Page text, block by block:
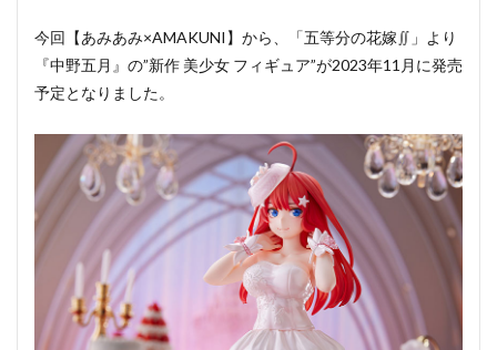
今回【あみあみ×AMAKUNI】から、「五等分の花嫁∬」より
『中野五月』の”新作 美少女 フィギュア”が2023年11月に発売
予定となりました。